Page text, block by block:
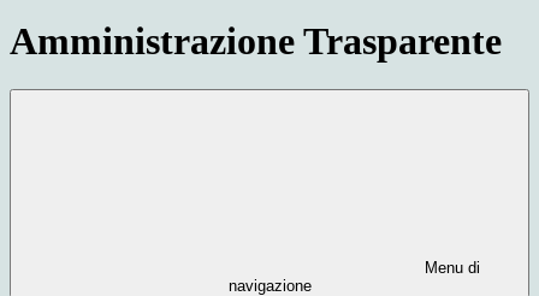
Amministrazione Trasparente
Menu di
navigazione